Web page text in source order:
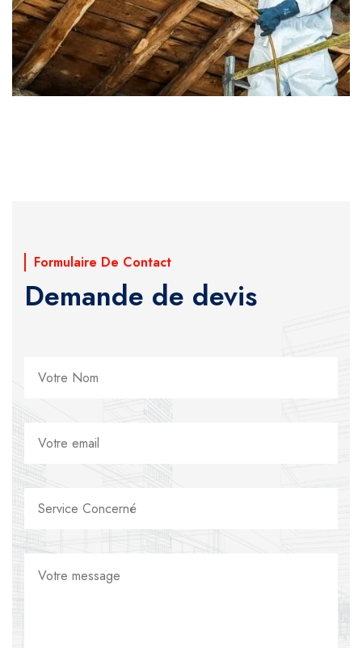
Formulaire De Contact
Demande de devis